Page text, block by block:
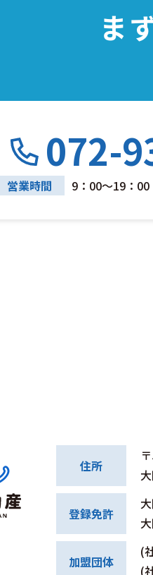
ま
072-
営業時間 9：00～19：00
住所
登録免許
加盟団体
(
(